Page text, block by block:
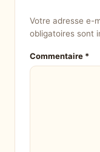
Votre adresse e-
obligatoires sont
Commentaire *